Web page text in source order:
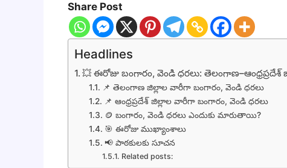
Share Post
Headlines
💥 ఈరోజు బంగారం, వెండి ధరలు:
📌 తెలంగాణ జిల్లాల వారీగా బంగారం, వెండి ధరలు
📌 ఆంధ్రప్రదేశ్ జిల్లాల వారీగా బంగారం, వెండి ధరలు
🪙 బంగారం, వెండి ధరలు ఎందుకు మారుతాయి?
🎯 ఈరోజు ముఖ్యాంశాలు
📢 పాఠకులకు సూచన
Related posts: